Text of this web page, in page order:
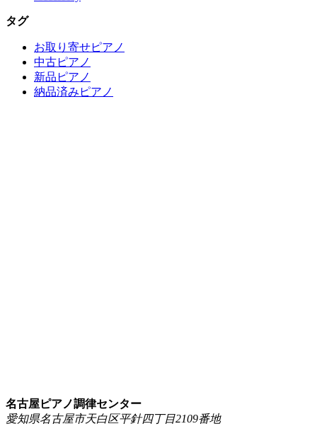
タグ
お取り寄せピアノ
中古ピアノ
新品ピアノ
納品済みピアノ
名古屋ピアノ調律センター
愛知県名古屋市天白区平針四丁目2109番地